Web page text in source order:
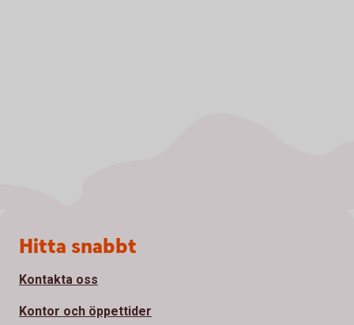
Sidfot
Hitta snabbt
Kontakta oss
Kontor och öppettider